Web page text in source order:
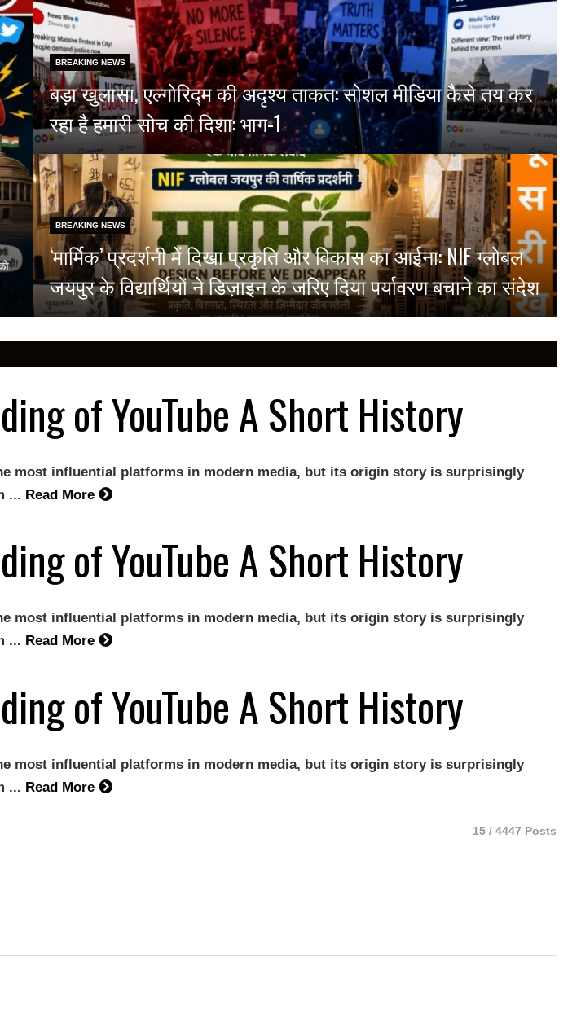
BREAKING NEWS
बड़ा खुलासा, एल्गोरिद्म की अदृश्य ताकत: सोशल मीडिया कैसे तय कर
रहा है हमारी सोच की दिशा: भाग-1
BREAKING NEWS
‘मार्मिक’ प्रदर्शनी में दिखा प्रकृति और विकास का आईना: NIF ग्लोबल
जयपुर के विद्यार्थियों ने डिज़ाइन के जरिए दिया पर्यावरण बचाने का संदेश
of YouTube A Short History
most influential platforms in modern media, but its origin story is surprisingly
... Read More
of YouTube A Short History
most influential platforms in modern media, but its origin story is surprisingly
... Read More
of YouTube A Short History
most influential platforms in modern media, but its origin story is surprisingly
... Read More
15 / 4447 Posts